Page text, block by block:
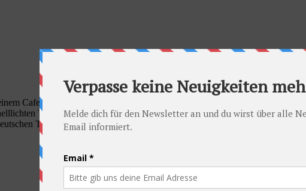
Cafezi Zuflucht gesucht und ein paar Bierchen auf uns und gewisse
Tag in der kirgisischen Pampa Partystimmung bei uns aufkam. 🙂
Touristin geplaudert, die gerade ihre Tante in Kasachstan besuchte